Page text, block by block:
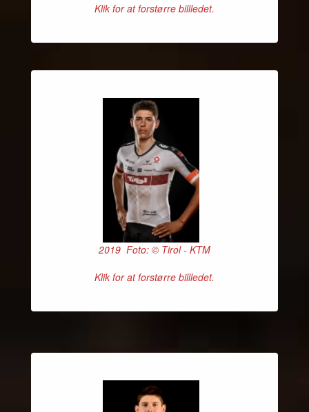
Klik for at forstørre billledet.
2019 Foto: © Tirol - KTM
Klik for at forstørre billledet.